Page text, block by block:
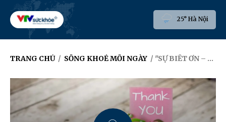
25° Hà Nội
TRANG CHỦ / SỐNG KHOẺ MỖI NGÀY / "SỰ BIẾT ƠN – LIỆU PHÁP CHỮA LÀNH TỪ BÊN TRONG”